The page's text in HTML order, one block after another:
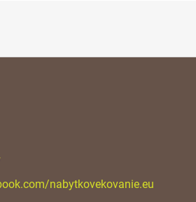
nabytkovekovanie.eu